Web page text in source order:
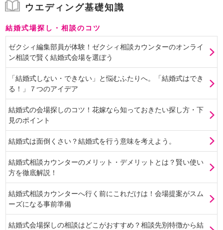
ウエディング基礎知識
結婚式場探し・相談のコツ
ゼクシィ編集部員が体験！ゼクシィ相談カウンターのオンライ
ン相談で賢く結婚式会場を選ぼう
「結婚式しない・できない」と悩むふたりへ。「結婚式はでき
る！」７つのアイデア
結婚式の会場探しのコツ！花嫁なら知っておきたい探し方・下
見のポイント
結婚式は面倒くさい？結婚式を行う意味を考えよう。
結婚式相談カウンターのメリット・デメリットとは？賢い使い
方を徹底解説！
結婚式相談カウンターへ行く前にこれだけは！会場提案がスム
ーズになる事前準備
結婚式会場探しの相談はどこがおすすめ？相談先別特徴から結